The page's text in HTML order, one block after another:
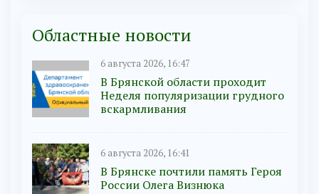
Областные новости
6 августа 2026, 16:47
В Брянской области проходит
Неделя популяризации грудного
вскармливания
6 августа 2026, 16:41
В Брянске почтили память Героя
России Олега Визнюка